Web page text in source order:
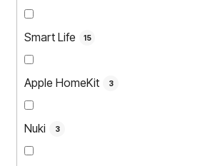
Smart Life 15
Apple HomeKit 3
Nuki 3